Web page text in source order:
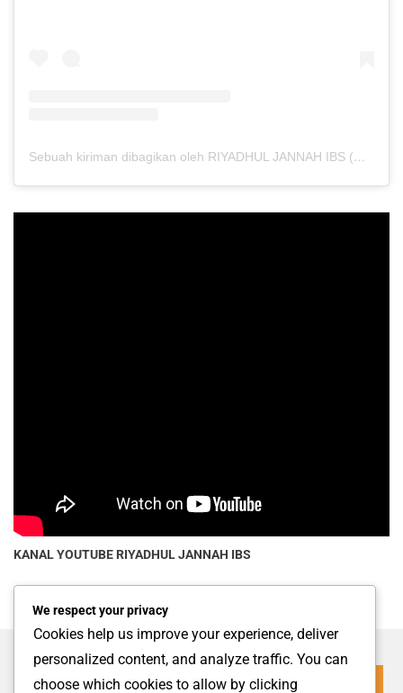
Sebuah kiriman dibagikan oleh RIYADHUL JANNAH IBS (@riyadhuljannahibs)
KANAL YOUTUBE RIYADHUL JANNAH IBS
We respect your privacy
Cookies help us improve your experience, deliver
personalized content, and analyze traffic. You can
choose which cookies to allow by clicking